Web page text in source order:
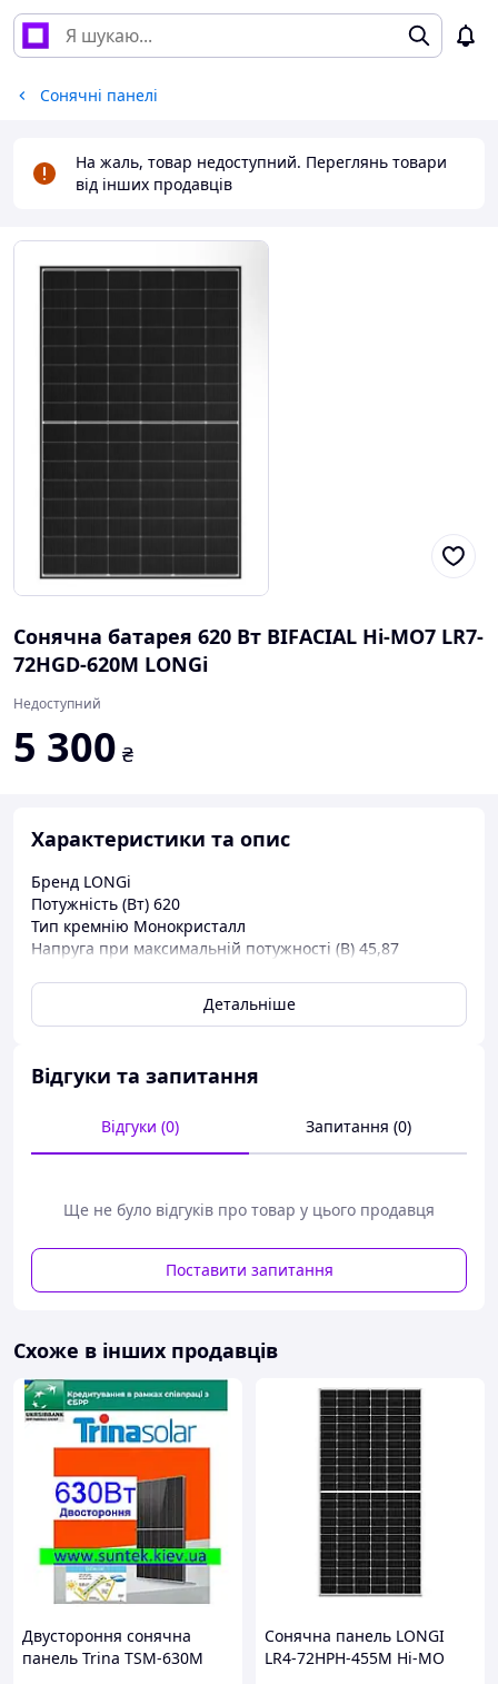
Сонячні панелі
На жаль, товар недоступний. Переглянь товари
від інших продавців
Сонячна батарея 620 Вт BIFACIAL Hi-MO7 LR7-
72HGD-620M LONGi
Недоступний
5 300 ₴
Характеристики та опис
Бренд LONGi
Потужність (Вт) 620
Тип кремнію Монокристалл
Напруга при максимальній потужності (В) 45,87
Кількість фотоелектричних елементів 144 (6×24)
Розміри (мм) 2382×1134×30
Гарантійний термін, міс. 144
Детальніше
Відгуки та запитання
Відгуки (0) Запитання (0)
Ще не було відгуків про товар у цього продавця
Поставити запитання
Схоже в інших продавців
Двустороння сонячна
панель Trina TSM-630M
Сонячна панель LONGI
LR4-72HPH-455M Hi-MO